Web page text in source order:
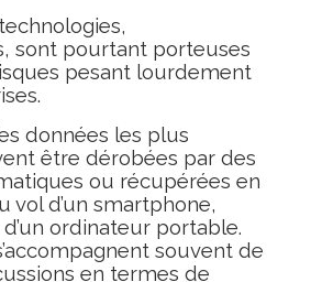
sont pourtant porteuses
pesant lourdement
données les plus
être dérobées par des
ou récupérées en
vol d’un smartphone,
ordinateur portable.
souvent de
en termes de